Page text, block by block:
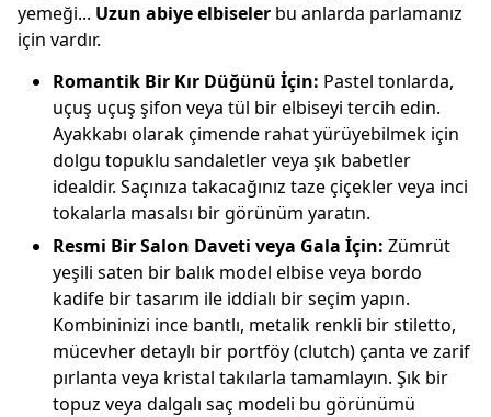
yemeği... Uzun abiye elbiseler bu anlarda parlamanız
için vardır.
Romantik Bir Kır Düğünü İçin: Pastel tonlarda,
uçuş uçuş şifon veya tül bir elbiseyi tercih edin.
Ayakkabı olarak çimende rahat yürüyebilmek için
dolgu topuklu sandaletler veya şık babetler
idealdir. Saçınıza takacağınız taze çiçekler veya inci
tokalarla masalsı bir görünüm yaratın.
Resmi Bir Salon Daveti veya Gala İçin: Zümrüt
yeşili saten bir balık model elbise veya bordo
kadife bir tasarım ile iddialı bir seçim yapın.
Kombininizi ince bantlı, metalik renkli bir stiletto,
mücevher detaylı bir portföy (clutch) çanta ve zarif
pırlanta veya kristal takılarla tamamlayın. Şık bir
topuz veya dalgalı saç modeli bu görünümü